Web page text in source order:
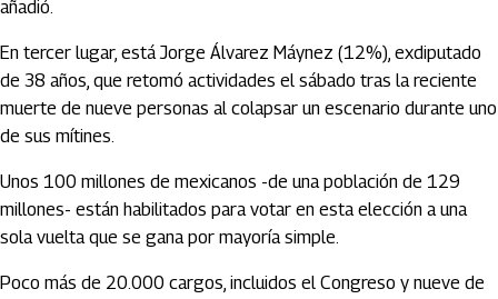
añadió.
En tercer lugar, está Jorge Álvarez Máynez (12%), exdiputado
de 38 años, que retomó actividades el sábado tras la reciente
muerte de nueve personas al colapsar un escenario durante uno
de sus mítines.
Unos 100 millones de mexicanos -de una población de 129
millones- están habilitados para votar en esta elección a una
sola vuelta que se gana por mayoría simple.
Poco más de 20.000 cargos, incluidos el Congreso y nueve de